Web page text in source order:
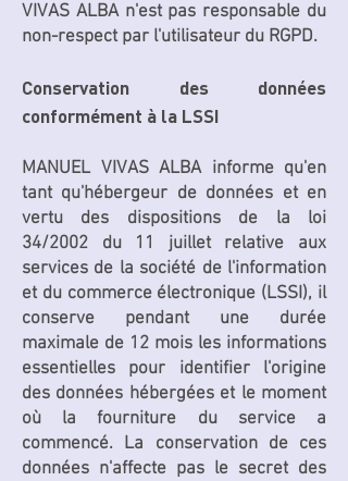
VIVAS ALBA n'est pas responsable du
non-respect par l'utilisateur du RGPD.
Conservation des données
conformément à la LSSI
MANUEL VIVAS ALBA informe qu'en
tant qu'hébergeur de données et en
vertu des dispositions de la loi
34/2002 du 11 juillet relative aux
services de la société de l'information
et du commerce électronique (LSSI), il
conserve pendant une durée
maximale de 12 mois les informations
essentielles pour identifier l'origine
des données hébergées et le moment
où la fourniture du service a
commencé. La conservation de ces
données n'affecte pas le secret des